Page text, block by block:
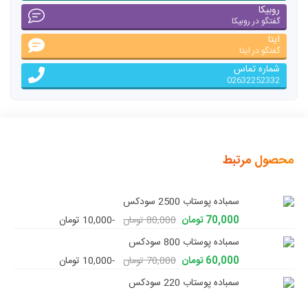
روبیکا
گفتگو در روبیکا
ایتا
گفتگو در ایتا
شماره تماس
02632252332
محصول مرتبط
سمباده پوستاب 2500 سودکس
70,000 تومان
80,000 تومان
-10,000 تومان
سمباده پوستاب 800 سودکس
60,000 تومان
70,000 تومان
-10,000 تومان
سمباده پوستاب 220 سودکس